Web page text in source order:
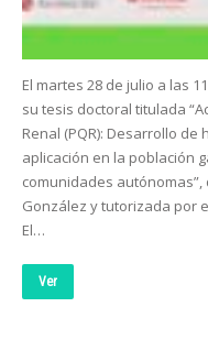
El martes 28 de julio a las
su tesis doctoral titulada
Renal (PQR): Desarrollo
aplicación en la población
comunidades autónomas”,
González y tutorizada por
El…
Ver